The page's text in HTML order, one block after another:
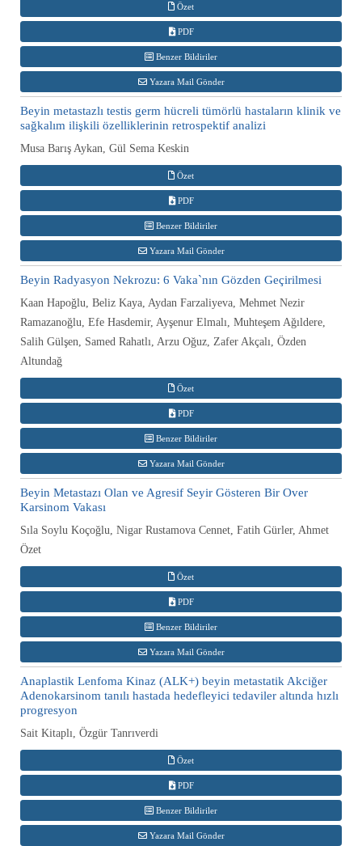
Özet
PDF
Benzer Bildiriler
Yazara Mail Gönder
Beyin metastazlı testis germ hücreli tümörlü hastaların klinik ve
sağkalım ilişkili özelliklerinin retrospektif analizi
Musa Barış Aykan, Gül Sema Keskin
Özet
PDF
Benzer Bildiriler
Yazara Mail Gönder
Beyin Radyasyon Nekrozu: 6 Vaka`nın Gözden Geçirilmesi
Kaan Hapoğlu, Beliz Kaya, Aydan Farzaliyeva, Mehmet Nezir
Ramazanoğlu, Efe Hasdemir, Ayşenur Elmalı, Muhteşem Ağıldere,
Salih Gülşen, Samed Rahatlı, Arzu Oğuz, Zafer Akçalı, Özden
Altundağ
Özet
PDF
Benzer Bildiriler
Yazara Mail Gönder
Beyin Metastazı Olan ve Agresif Seyir Gösteren Bir Over
Karsinom Vakası
Sıla Soylu Koçoğlu, Nigar Rustamova Cennet, Fatih Gürler, Ahmet
Özet
Özet
PDF
Benzer Bildiriler
Yazara Mail Gönder
Anaplastik Lenfoma Kinaz (ALK+) beyin metastatik Akciğer
Adenokarsinom tanılı hastada hedefleyici tedaviler altında hızlı
progresyon
Sait Kitaplı, Özgür Tanrıverdi
Özet
PDF
Benzer Bildiriler
Yazara Mail Gönder